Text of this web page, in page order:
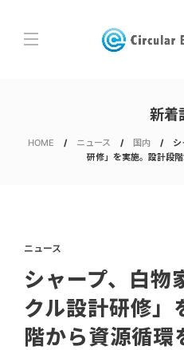
新着
HOME ニュース 国内
シ
研修」を実施。設計段
ニュース
シャープ、白物
クル設計研修」
階から資源循環